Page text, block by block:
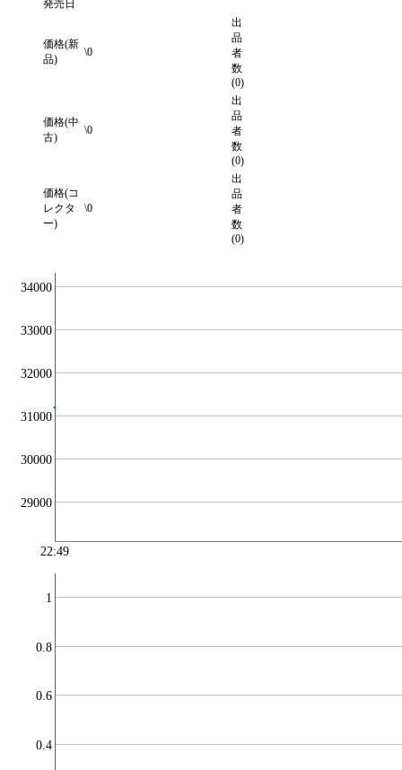
発売日
価格(新
品)
\0
出
品
者
数
(0)
価格(中
古)
\0
出
品
者
数
(0)
価格(コ
レクタ
ー)
\0
出
品
者
数
(0)
29000
30000
31000
32000
33000
34000
22:49
0.4
0.6
0.8
1